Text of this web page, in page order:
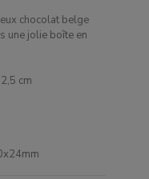
chocolat belge
une jolie boîte en
cm